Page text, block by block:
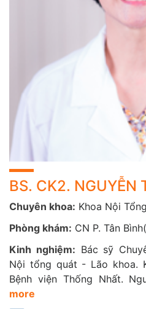
BS. CK2. NGUYỄN
Chuyên khoa: Khoa Nội
Phòng khám: CN P. Tân
Kinh nghiệm: Bác sỹ
Nội tổng quát - Lão khoa.
Bệnh viện Thống Nhất.
more